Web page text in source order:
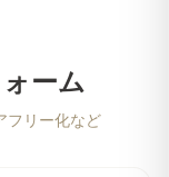
ーム
フリー化など